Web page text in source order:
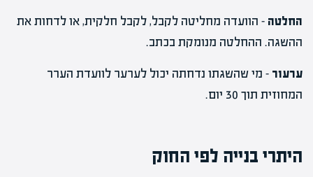
החלטה – הוועדה מחליטה לקבל, לקבל חלקית, או לדחות את
ההשגה. ההחלטה מנומקת בכתב.
ערעור – מי שהשגתו נדחתה יכול לערער לוועדת הערר
המחוזית תוך 30 יום.
היתרי בנייה לפי החוק